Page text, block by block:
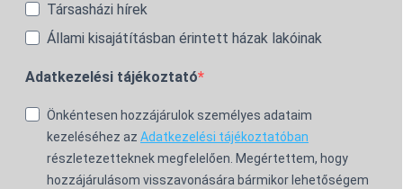
Társasházi hírek
Állami kisajátításban érintett házak lakóinak
Adatkezelési tájékoztató
Önkéntesen hozzájárulok személyes adataim
kezeléséhez az Adatkezelési tájékoztatóban
részletezetteknek megfelelően. Megértettem, hogy
hozzájárulásom visszavonására bármikor lehetőségem